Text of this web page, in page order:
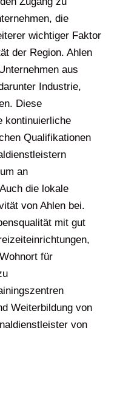
die
wichtiger Faktor
der Region. Ahlen
aus
Industrie,
Diese
kontinuierliche
Qualifikationen
an
die lokale
von Ahlen bei.
mit gut
für
Weiterbildung von
von